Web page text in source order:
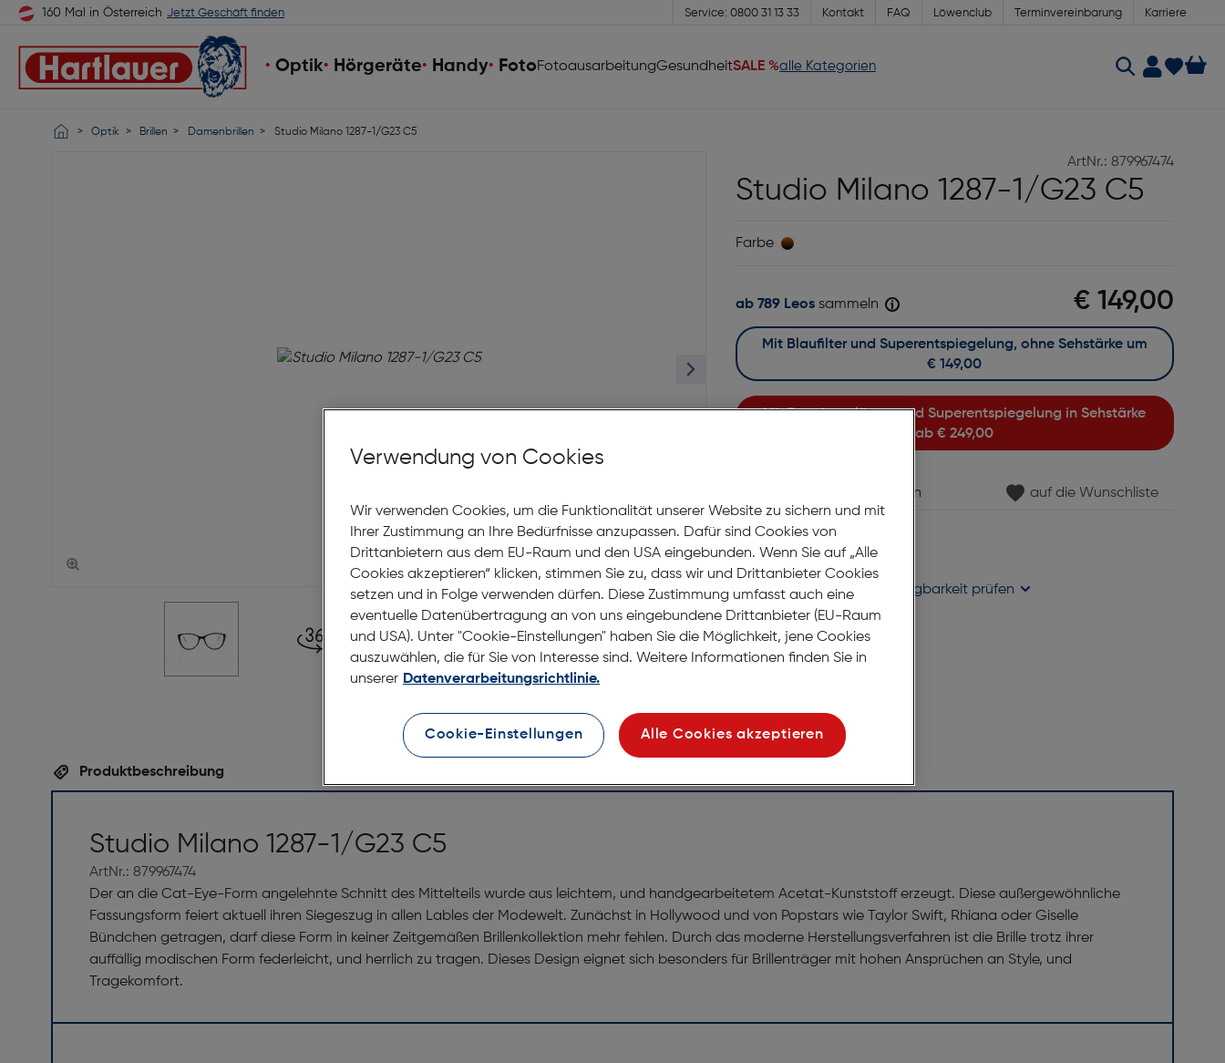
160 Mal in Österreich Jetzt Geschäft finden Service: 0800 31 13 33 Kontakt FAQ Löwenclub Terminvereinbarung Karriere
Optik Hörgeräte Handy FotoFotoausarbeitungGesundheitSALE %alle Kategorien
Optik Brillen Damenbrillen Studio Milano 1287-1/G23 C5
ArtNr.: 879967474
Studio Milano 1287-1/G23 C5
Farbe
€ 149,00
ab 789 Leossammeln
Mit Premiumgläsern und Superentspiegelung in Sehstärke
ab€ 249,00
€ 149,00
Jetzt Termin vereinbaren auf die Wunschliste
Nicht lagernd
Nach Hause liefern
Selbstabholung in
Verfügbarkeit prüfen
Produktbeschreibung
Studio Milano 1287-1/G23 C5
ArtNr.: 879967474
Der an die Cat-Eye-Form angelehnte Schnitt des Mittelteils wurde aus leichtem, und handgearbeitetem Acetat-Kunststoff erzeugt. Diese außergewöhnliche
Fassungsform feiert aktuell ihren Siegeszug in allen Lables der Modewelt. Zunächst in Hollywood und von Popstars wie Taylor Swift, Rhiana oder Giselle
Bündchen getragen, darf diese Form in keiner Zeitgemäßen Brillenkollektion mehr fehlen. Durch das moderne Herstellungsverfahren ist die Brille trotz ihrer
auffällig modischen Form federleicht, und herrlich zu tragen. Dieses Design eignet sich besonders für Brillenträger mit hohen Ansprüchen an Style, und
Tragekomfort.
Verwendung von Cookies
Wir verwenden Cookies, um die Funktionalität unserer Website zu sichern und mit
Ihrer Zustimmung an Ihre Bedürfnisse anzupassen. Dafür sind Cookies von
Drittanbietern aus dem EU-Raum und den USA eingebunden. Wenn Sie auf „Alle
Cookies akzeptieren“ klicken, stimmen Sie zu, dass wir und Drittanbieter Cookies
setzen und in Folge verwenden dürfen. Diese Zustimmung umfasst auch eine
eventuelle Datenübertragung an von uns eingebundene Drittanbieter (EU-Raum
und USA). Unter "Cookie-Einstellungen" haben Sie die Möglichkeit, jene Cookies
auszuwählen, die für Sie von Interesse sind. Weitere Informationen finden Sie in
unserer Datenverarbeitungsrichtlinie.
Cookie-Einstellungen Alle Cookies akzeptieren